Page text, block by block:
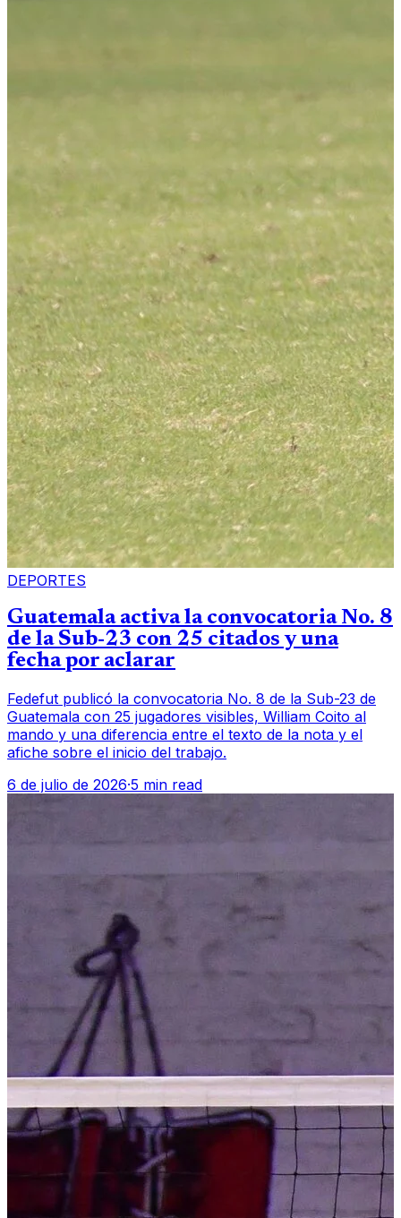
DEPORTES
Guatemala activa la convocatoria No. 8
de la Sub-23 con 25 citados y una
fecha por aclarar
Fedefut publicó la convocatoria No. 8 de la Sub-23 de
Guatemala con 25 jugadores visibles, William Coito al
mando y una diferencia entre el texto de la nota y el
afiche sobre el inicio del trabajo.
6 de julio de 2026·5 min read